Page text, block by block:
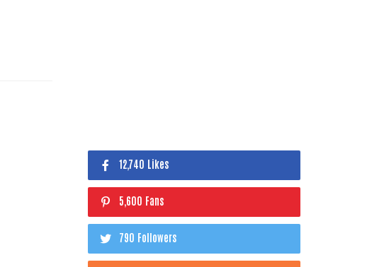
12,740 Likes
5,600 Fans
790 Followers